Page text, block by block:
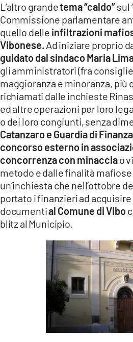
L’altro grandetema “caldo”sul
Commissione parlamentare
quello delle infiltrazioni
Vibonese. Ad iniziare proprio
guidato dal sindaco Maria
gli amministratori (fra
maggioranza e minoranza, più
richiamati dalle inchieste
ed altre operazioni per loro
o dei loro congiunti, senza
Catanzaro e Guardia di Finanza
concorso esterno in
concorrenzacon minacciao
metodo e dalle finalità mafiose
un’inchiesta che nell’ottobre
portato i finanzieri ad acquisire
documential Comune di Vibo
blitz al Municipio.